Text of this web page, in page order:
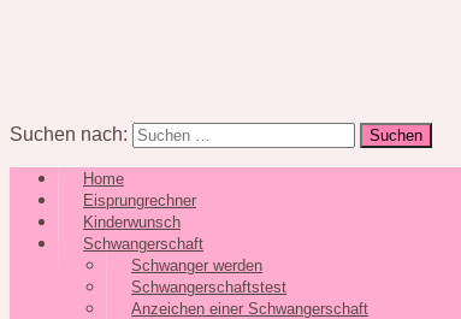
Suchen nach:
Home
Eisprungrechner
Kinderwunsch
Schwangerschaft
Schwanger werden
Schwangerschaftstest
Anzeichen einer Schwangerschaft